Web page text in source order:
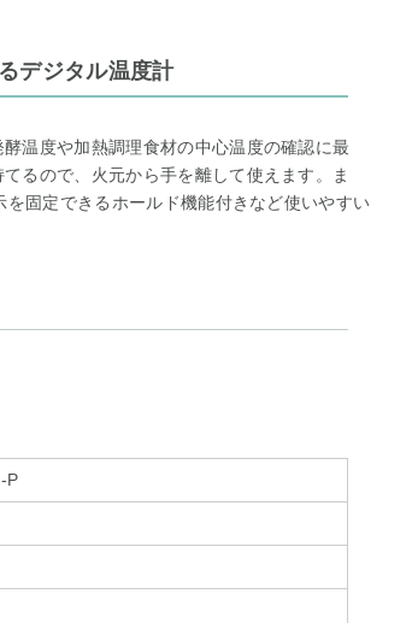
デジタル温度計
温度や加熱調理食材の中心温度の確認に最
るので、火元から手を離して使えます。ま
固定できるホールド機能付きなど使いやすい
P